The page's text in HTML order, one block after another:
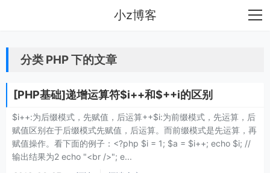
小z博客
分类 PHP 下的文章
[PHP基础]递增运算符$i++和$++i的区别
$i++:为后缀模式，先赋值，后运算++$i:为前缀模式，先运算，后
赋值区别在于后缀模式先赋值，后运算。而前缀模式是先运算，再
赋值操作。看下面的例子：<?php $i = 1; $a = $i++; echo $i; //
输出结果为2 echo "<br />"; e...